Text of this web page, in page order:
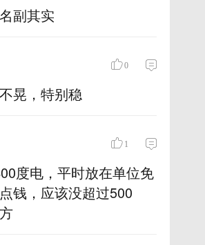
副其实
0
晃，特别稳
1
度电，平时放在单位免
钱，应该没超过500